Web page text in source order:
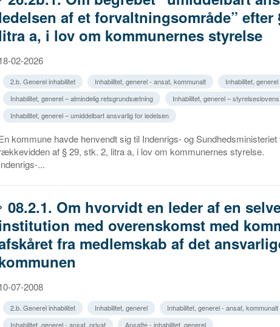
af et forvaltningsområde” efter
a, i lov om kommunernes styrelse
02-2026
2.b. Generel inhabilitet Inhabilitet, generel - ansat, kommunalt
Inhabilitet,
Inhabilitet, generel – almindelig retsgrundsætning
Inhabilitet, generel –
Inhabilitet, generel – umiddelbart ansvarlig for ledelsen
kommune havde henvendt sig til Indenrigs- og
af § 29, stk. 2, litra a, i lov om kommunernes styrelse.
...
08.2.1. Om hvorvidt en leder af en
med overenskomst med
fra medlemskab af det
07-2008
2.b. Generel inhabilitet Inhabilitet, generel
Inhabilitet, generel - ansat, kommunalt
Inhabilitet, generel - ansat, privat
Ansatte - inhabilitet, generel